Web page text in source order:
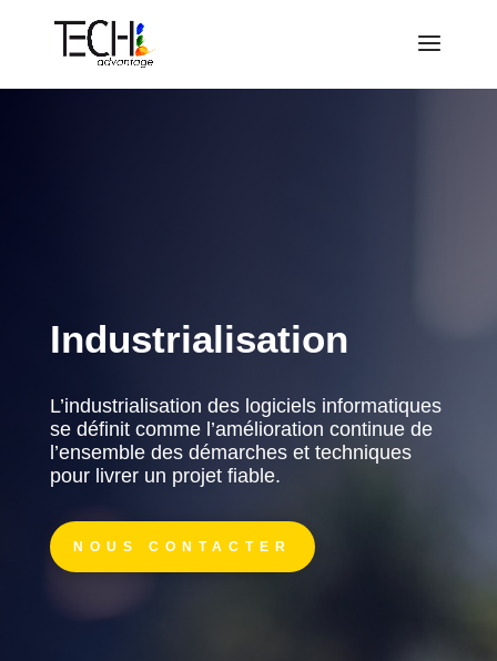
Industrialisation
L’industrialisation des logiciels informatiques
se définit comme l’amélioration continue de
l’ensemble des démarches et techniques
pour livrer un projet fiable.
NOUS CONTACTER